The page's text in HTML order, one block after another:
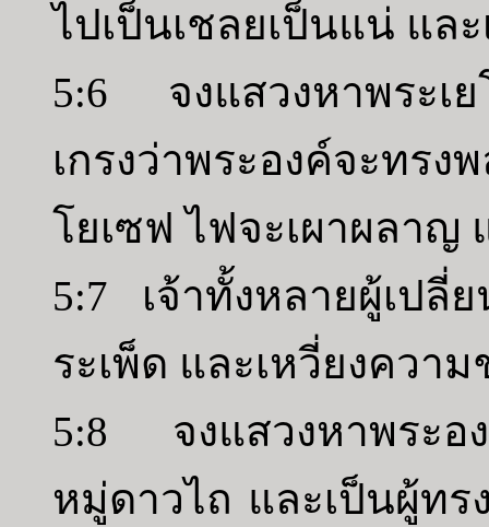
ไปเป็นเชลยเป็นแน่ แล
5:6 จงแสวงหาพระเย
เกรงว่าพระองค์จะทรง
โยเซฟ ไฟจะเผาผลาญ
5:7 เจ้าทั้งหลายผู้เปลี่
ระเพ็ด และเหวี่ยงควา
5:8 จงแสวงหาพระอ
หมู่ดาวไถ และเป็นผู้ทร